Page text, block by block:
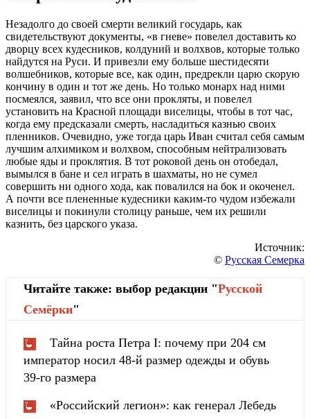
Незадолго до своей смерти великий государь, как
свидетельствуют документы, «в гневе» повелел доставить ко
дворцу всех кудесников, колдуний и волхвов, которые только
найдутся на Руси. И привезли ему больше шестидесяти
волшебников, которые все, как один, предрекли царю скорую
кончину в один и тот же день. Но только монарх над ними
посмеялся, заявил, что все они прокляты, и повелел
установить на Красной площади виселицы, чтобы в тот час,
когда ему предсказали смерть, насладиться казнью своих
пленников. Очевидно, уже тогда царь Иван считал себя самым
лучшим алхимиком и волхвом, способным нейтрализовать
любые яды и проклятия. В тот роковой день он отобедал,
вымылся в бане и сел играть в шахматы, но не сумел
совершить ни одного хода, как повалился на бок и окоченел.
А почти все плененные кудесники каким-то чудом избежали
виселицы и покинули столицу раньше, чем их решили
казнить, без царского указа.
Источник:
© Русская Семерка
Читайте также: выбор редакции "Русской
Cемёрки"
Тайна роста Петра I: почему при 204 см
император носил 48-й размер одежды и обувь
39-го размера
«Российский легион»: как генерал Лебедь